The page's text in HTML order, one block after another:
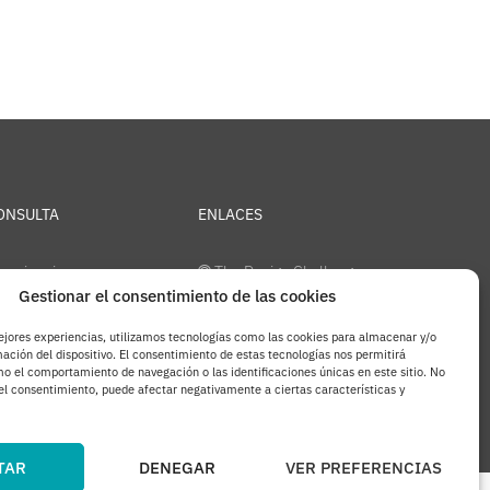
Gestionar el consentimiento de las cookies
experiencias, utilizamos tecnologías como las cookies para almacenar y/o
del dispositivo. El consentimiento de estas tecnologías nos permitirá
el comportamiento de navegación o las identificaciones únicas en este sitio. No
consentimiento, puede afectar negativamente a ciertas características y
DENEGAR VER PREFERENCIAS
ENLACES
The Design Challenge
PodBean
YouTube